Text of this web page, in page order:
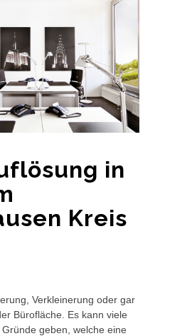
in
Kreis
Verkleinerung oder gar
Bürofläche. Es kann viele
geben, welche eine